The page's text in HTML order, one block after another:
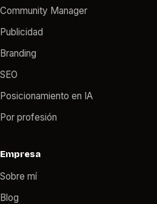
Community Manager
Publicidad
Branding
SEO
Posicionamiento en IA
Por profesión
Empresa
Sobre mí
Blog